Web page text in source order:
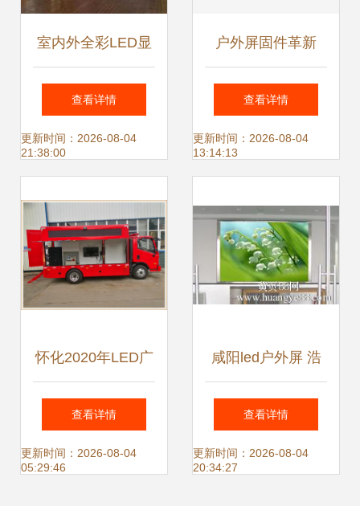
室内外全彩LED显
示屏选购指南 从
P1.25到P8，覆盖
外走字屏
查看详情
更新时间：2026-08-04
21:38:00
户外屏固件革新
M3内螺纹LED显示
屏内牙磁柱的强力
查看详情
更新时间：2026-08-04
13:14:13
怀化2020年LED广
告宣传车价格深度
解析 性价比与市场
查看详情
更新时间：2026-08-04
05:29:46
咸阳led户外屏 浩
博基业引领城市视
觉新潮流
查看详情
更新时间：2026-08-04
20:34:27